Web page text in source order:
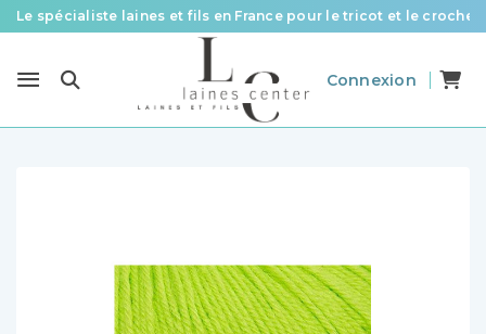
Le spécialiste laines et fils en France pour le tricot et le crochet
Livraison offerte à partir de 58 € d’achat
Connexion